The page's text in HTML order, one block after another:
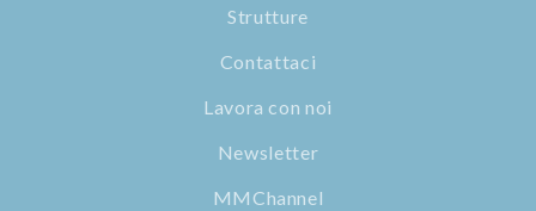
Strutture
Contattaci
Lavora con noi
Newsletter
MMChannel